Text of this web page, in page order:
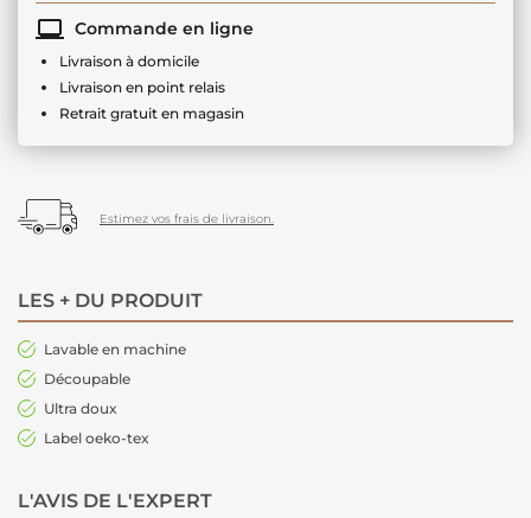
Commande en ligne
Livraison à domicile
Livraison en point relais
Retrait gratuit en magasin
Estimez vos frais de livraison.
LES + DU PRODUIT
Lavable en machine
Découpable
Ultra doux
Label oeko-tex
L'AVIS DE L'EXPERT